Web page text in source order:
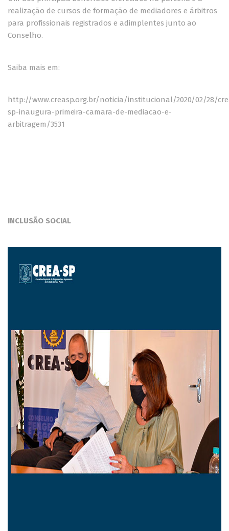
realização de cursos de formação de mediadores e árbitros
para profissionais registrados e adimplentes junto ao
Conselho.
Saiba mais em:
http://www.creasp.org.br/noticia/institucional/2020/02/28/
sp-inaugura-primeira-camara-de-mediacao-e-
arbitragem/3531
INCLUSÃO SOCIAL